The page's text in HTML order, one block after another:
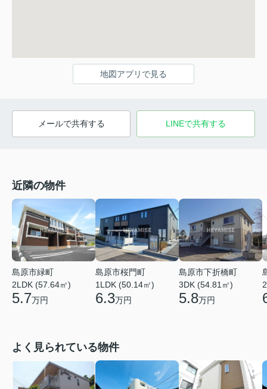
地図アプリで見る
メールで共有する LINEで共有する
近隣の物件
島原市緑町
2LDK (57.64㎡)
5.7万円
島原市桜門町
1LDK (50.14㎡)
6.3万円
島原市下折橋町
3DK (54.81㎡)
5.8万円
よく見られている物件